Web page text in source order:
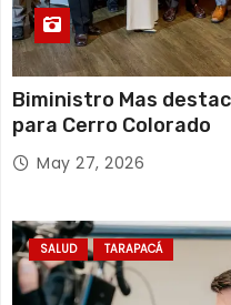
Biministro Mas
para Cerro Colorado
May 27, 2026
SALUD TARAPACÁ